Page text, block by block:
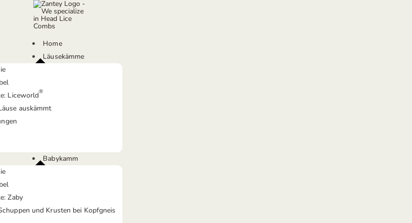
Home
Läusekämme
Liceworld®
auskämmt
Babykamm
Zaby
und Krusten bei Kopfgneis